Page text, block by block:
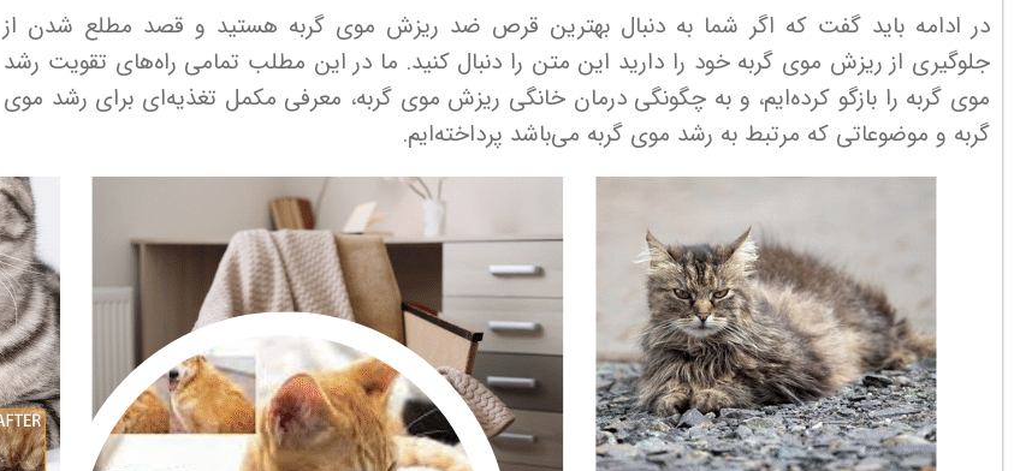
در ادامه باید گفت که اگر شما به دنبال بهترین قرص ضد ریزش موی گربه هستید و قصد مطلع شدن از
جلوگیری از ریزش موی گربه خود را دارید این متن را دنبال کنید. ما در این مطلب تمامی راه‌های تقویت رشد
موی گربه را بازگو کرده‌ایم، و به چگونگی درمان خانگی ریزش موی گربه، معرفی مکمل تغذیه‌ای برای رشد موی
گربه و موضوعاتی که مرتبط به رشد موی گربه می‌باشد پرداخته‌ایم.